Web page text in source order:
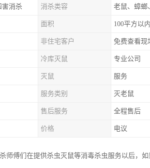
害消杀 消杀类容 老鼠、蟑螂
面积 100平方以内
非住宅客户 免费查看现
冷库灭鼠 专业公司
灭鼠 服务
服务类别 灭老鼠
售后服务 全程售后
价格 电议
师傅们在提供杀虫灭鼠等消毒杀虫服务以后，